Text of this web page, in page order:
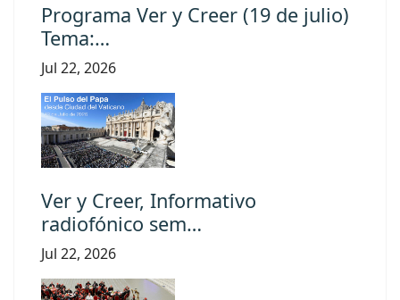
Programa Ver y Creer (19 de julio)
Tema:…
Jul 22, 2026
Ver y Creer, Informativo
radiofónico sem…
Jul 22, 2026